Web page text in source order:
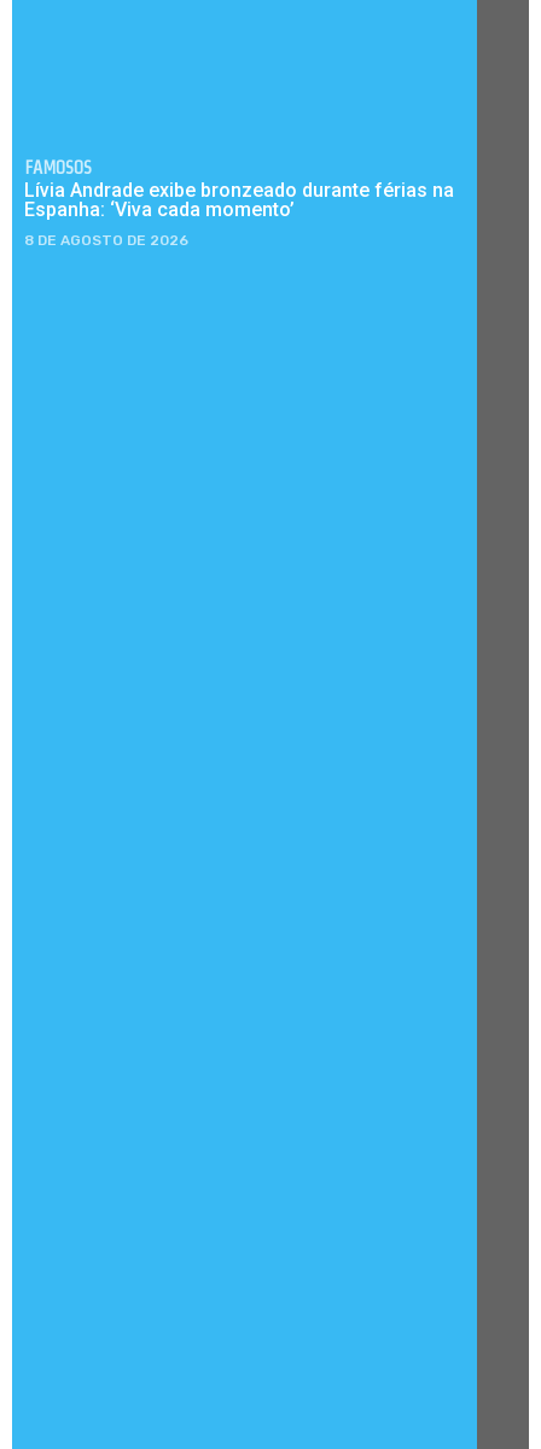
FAMOSOS
Lívia Andrade exibe bronzeado durante férias na
Espanha: ‘Viva cada momento’
8 DE AGOSTO DE 2026